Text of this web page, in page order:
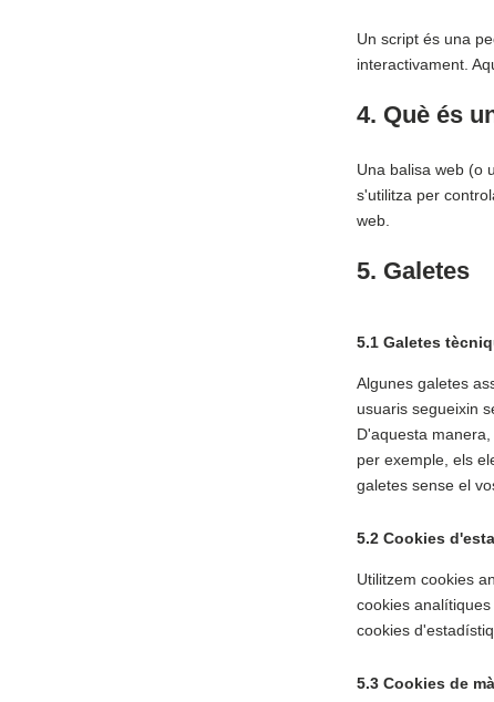
Un script és una
interactivament.
4. Què és
Una balisa web (o
s'utilitza per
web.
5. Galetes
5.1 Galetes
Algunes galetes
usuaris segueixin
D'aquesta
per exemple, els
galetes sense el
5.2 Cookies
Utilitzem cookies
cookies
cookies
5.3 Cookies de